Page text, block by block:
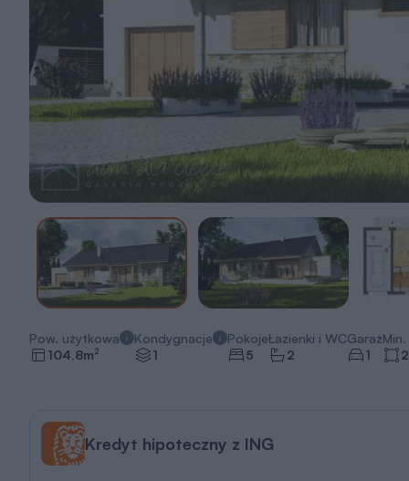
Pow. użytkowa
104,8m2
Kondygnacje
1
Pokoje
5
Łazienki i WC
2
Garaż
1
Min.
Kredyt hipoteczny z ING